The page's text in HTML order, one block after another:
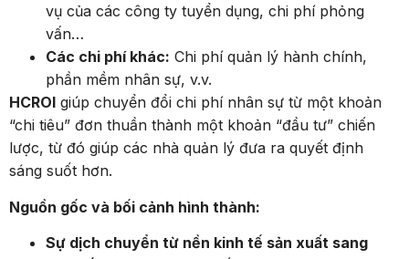
vụ của các công ty tuyển dụng, chi phí phỏng
vấn…
Các chi phí khác: Chi phí quản lý hành chính,
phần mềm nhân sự, v.v.
HCROI giúp chuyển đổi chi phí nhân sự từ một khoản
“chi tiêu” đơn thuần thành một khoản “đầu tư” chiến
lược, từ đó giúp các nhà quản lý đưa ra quyết định
sáng suốt hơn.
Nguồn gốc và bối cảnh hình thành:
Sự dịch chuyển từ nền kinh tế sản xuất sang